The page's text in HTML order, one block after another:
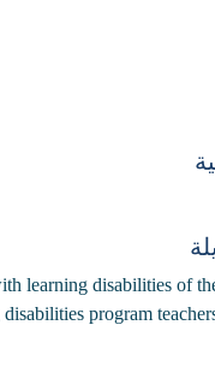
learning disabilities of
program